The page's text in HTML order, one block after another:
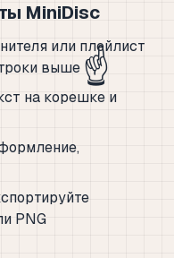
MiniDisc
или плейлист
выше ☝️
на корешке и
PNG